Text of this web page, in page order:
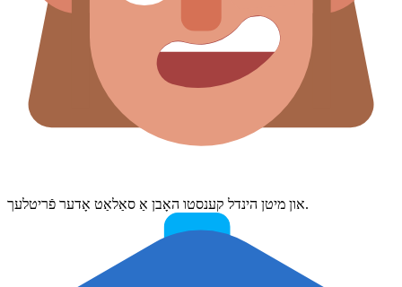
און מיטן הינדל קענסטו האָבן אַ סאַלאַט אָדער פֿריטלעך.